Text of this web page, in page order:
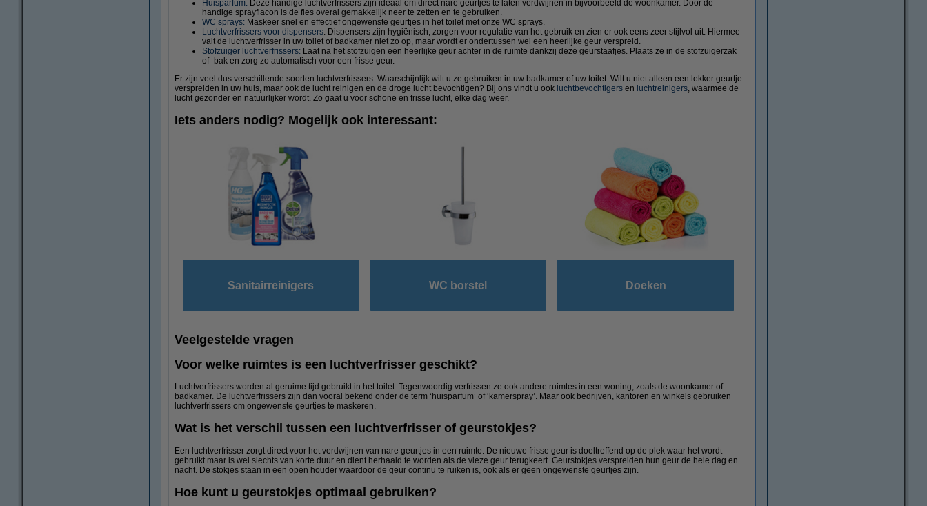
Huisparfum: Deze handige luchtverfrissers zijn ideaal om direct nare geurtjes te laten verdwijnen in bijvoorbeeld de woonkamer. Door de
handige sprayflacon is de fles overal gemakkelijk neer te zetten en te gebruiken.
WC sprays: Maskeer snel en effectief ongewenste geurtjes in het toilet met onze WC sprays.
Luchtverfrissers voor dispensers: Dispensers zijn hygiënisch, zorgen voor regulatie van het gebruik en zien er ook eens zeer stijlvol uit. Hiermee
valt de luchtverfrisser in uw toilet of badkamer niet zo op, maar wordt er ondertussen wel een heerlijke geur verspreid.
Stofzuiger luchtverfrissers: Laat na het stofzuigen een heerlijke geur achter in de ruimte dankzij deze geurstaafjes. Plaats ze in de stofzuigerzak
of -bak en zorg zo automatisch voor een frisse geur.
Er zijn veel dus verschillende soorten luchtverfrissers. Waarschijnlijk wilt u ze gebruiken in uw badkamer of uw toilet. Wilt u niet alleen een lekker geurtje
verspreiden in uw huis, maar ook de lucht reinigen en de droge lucht bevochtigen? Bij ons vindt u ook luchtbevochtigers en luchtreinigers, waarmee de
lucht gezonder en natuurlijker wordt. Zo gaat u voor schone en frisse lucht, elke dag weer.
Iets anders nodig? Mogelijk ook interessant:
Sanitairreinigers WC borstel Doeken
Veelgestelde vragen
Voor welke ruimtes is een luchtverfrisser geschikt?
Luchtverfrissers worden al geruime tijd gebruikt in het toilet. Tegenwoordig verfrissen ze ook andere ruimtes in een woning, zoals de woonkamer of
badkamer. De luchtverfrissers zijn dan vooral bekend onder de term ‘huisparfum’ of ‘kamerspray’. Maar ook bedrijven, kantoren en winkels gebruiken
luchtverfrissers om ongewenste geurtjes te maskeren.
Wat is het verschil tussen een luchtverfrisser of geurstokjes?
Een luchtverfrisser zorgt direct voor het verdwijnen van nare geurtjes in een ruimte. De nieuwe frisse geur is doeltreffend op de plek waar het wordt
gebruikt maar is wel slechts van korte duur en dient herhaald te worden als de vieze geur terugkeert. Geurstokjes verspreiden hun geur de hele dag en
nacht. De stokjes staan in een open houder waardoor de geur continu te ruiken is, ook als er geen ongewenste geurtjes zijn.
Hoe kunt u geurstokjes optimaal gebruiken?